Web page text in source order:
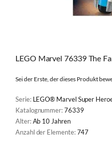
LEGO Marvel 76339 The
Sei der Erste, der dieses Produkt
Serie: LEGO® Marvel Super
Katalognummer:76339
Alter:Ab 10 Jahren
Anzahl der Elemente:747